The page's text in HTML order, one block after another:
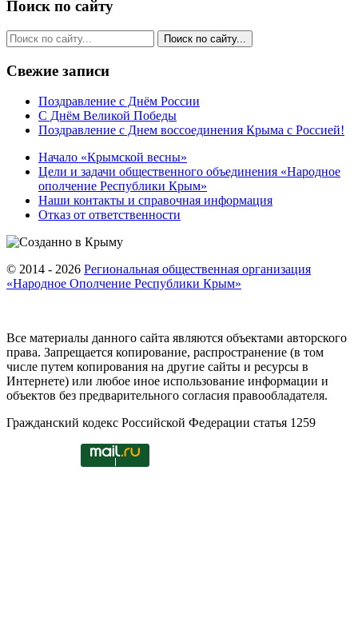
Поиск по сайту
Свежие записи
Поздравление с Днём России
С Днём Великой Победы
Поздравление с Днем воссоединения Крыма с Россией!
Начало «Крымской весны»
Цели и задачи общественного объединения «Народное
ополчение Республики Крым»
Наши контакты и справочная информация
Отказ от ответственности
© 2014 - 2026 Региональная общественная организация
«Народное Ополчение Республики Крым»
Все материалы данного сайта являются объектами авторского
права. Запрещается копирование, распространение (в том
числе путем копирования на другие сайты и ресурсы в
Интернете) или любое иное использование информации и
объектов без предварительного согласия правообладателя.
Гражданский кодекс Российской Федерации статья 1259